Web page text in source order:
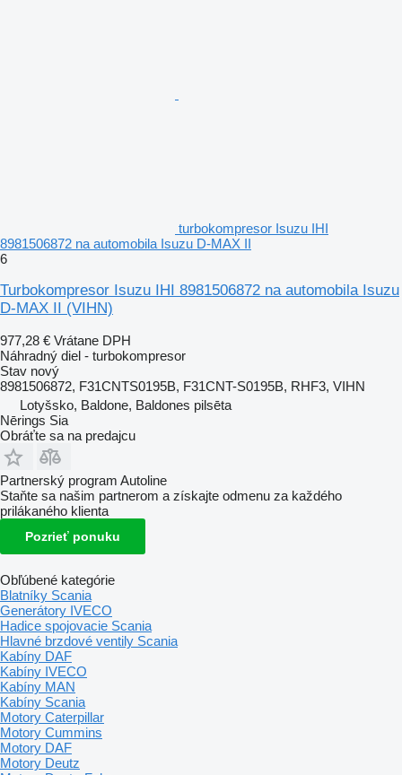
turbokompresor Isuzu IHI
8981506872 na automobila Isuzu D-MAX II
6
Turbokompresor Isuzu IHI 8981506872 na automobila Isuzu
D-MAX II (VIHN)
977,28 € Vrátane DPH
Náhradný diel - turbokompresor
Stav nový
8981506872, F31CNTS0195B, F31CNT-S0195B, RHF3, VIHN
Lotyšsko, Baldone, Baldones pilsēta
Nērings Sia
Obráťte sa na predajcu
Partnerský program Autoline
Staňte sa našim partnerom a získajte odmenu za každého
prilákaného klienta
Pozrieť ponuku
Obľúbené kategórie
Blatníky Scania
Generátory IVECO
Hadice spojovacie Scania
Hlavné brzdové ventily Scania
Kabíny DAF
Kabíny IVECO
Kabíny MAN
Kabíny Scania
Motory Caterpillar
Motory Cummins
Motory DAF
Motory Deutz